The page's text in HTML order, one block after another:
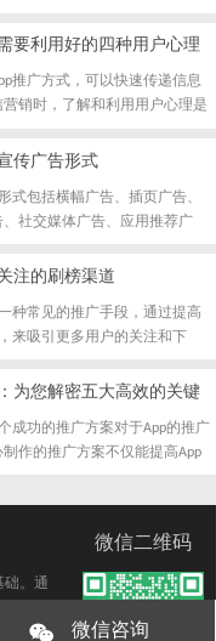
App运营活动的时间节点。
要利用好的四种用户心理
推广方式，可以快速传递信息
销时，了解和利用用户心理是
传广告形式
式包括横幅广告、插页广告、
社交媒体广告、应用推荐广
广告形式，将有效地提升App
注的刷榜渠道
种常见的推广手段，通过提高
来吸引更多用户的关注和下
道。本文将简要谈论APP推广
提供相关的注意事项。
为您解密五大高效的关键
成功的推广方案对于App的推广
作的推广方案不仅能提高App
础。通
化和学
微信二维码
微信咨询